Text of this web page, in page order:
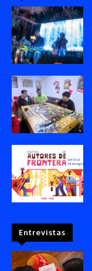
Entrevistas